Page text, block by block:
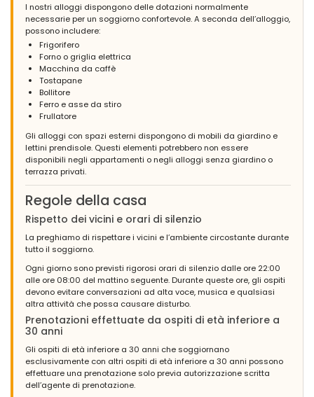
I nostri alloggi dispongono delle dotazioni normalmente
necessarie per un soggiorno confortevole. A seconda dell’alloggio,
possono includere:
Frigorifero
Forno o griglia elettrica
Macchina da caffè
Tostapane
Bollitore
Ferro e asse da stiro
Frullatore
Gli alloggi con spazi esterni dispongono di mobili da giardino e
lettini prendisole. Questi elementi potrebbero non essere
disponibili negli appartamenti o negli alloggi senza giardino o
terrazza privati.
Regole della casa
Rispetto dei vicini e orari di silenzio
La preghiamo di rispettare i vicini e l’ambiente circostante durante
tutto il soggiorno.
Ogni giorno sono previsti rigorosi orari di silenzio dalle ore 22:00
alle ore 08:00 del mattino seguente. Durante queste ore, gli ospiti
devono evitare conversazioni ad alta voce, musica e qualsiasi
altra attività che possa causare disturbo.
Prenotazioni effettuate da ospiti di età inferiore a
30 anni
Gli ospiti di età inferiore a 30 anni che soggiornano
esclusivamente con altri ospiti di età inferiore a 30 anni possono
effettuare una prenotazione solo previa autorizzazione scritta
dell’agente di prenotazione.